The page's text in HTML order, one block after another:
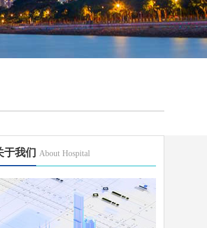
于我们 About Hospital